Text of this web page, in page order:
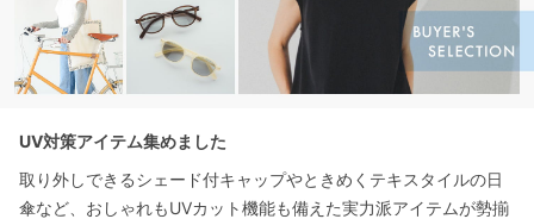
UV対策アイテム集めました
取り外しできるシェード付キャップやときめくテキスタイルの日
傘など、おしゃれもUVカット機能も備えた実力派アイテムが勢揃